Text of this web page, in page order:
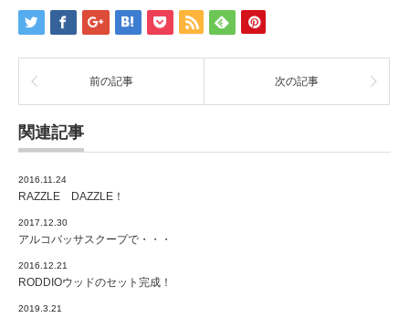
前の記事 次の記事
関連記事
2016.11.24
RAZZLE DAZZLE！
2017.12.30
アルコバッサスクープで・・・
2016.12.21
RODDIOウッドのセット完成！
2019.3.21